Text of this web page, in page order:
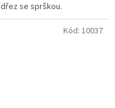
se sprškou.
Kód: 10037